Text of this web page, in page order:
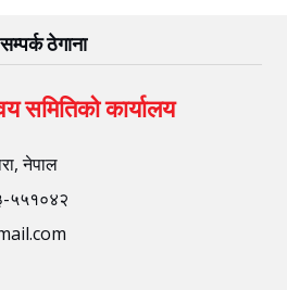
सम्पर्क ठेगाना
समितिको कार्यालय
नेपाल
५५१०४२